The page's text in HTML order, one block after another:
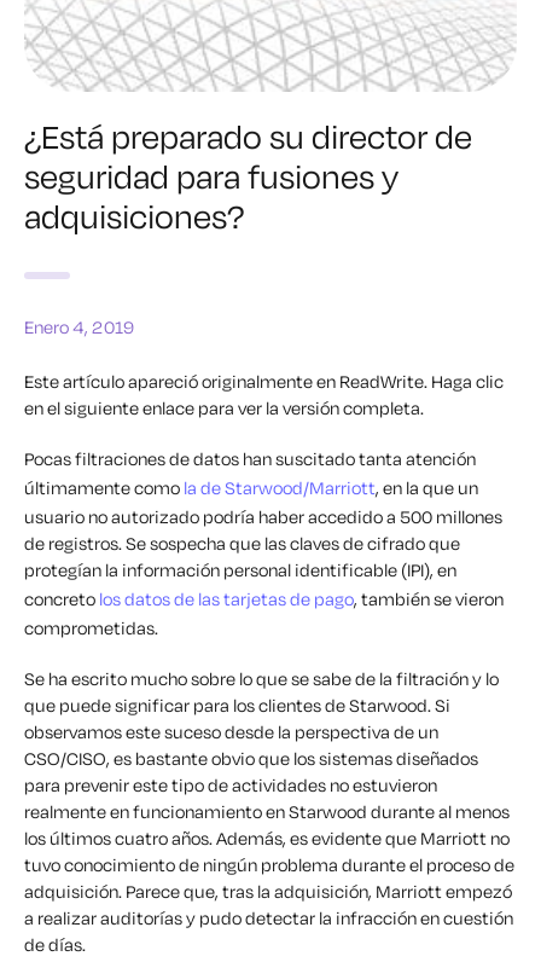
¿Está preparado su director de
seguridad para fusiones y
adquisiciones?
Enero 4, 2019
Este artículo apareció originalmente en ReadWrite. Haga clic
en el siguiente enlace para ver la versión completa.
Pocas filtraciones de datos han suscitado tanta atención
últimamente como la de Starwood/Marriott, en la que un
usuario no autorizado podría haber accedido a 500 millones
de registros. Se sospecha que las claves de cifrado que
protegían la información personal identificable (IPI), en
concreto los datos de las tarjetas de pago, también se vieron
comprometidas.
Se ha escrito mucho sobre lo que se sabe de la filtración y lo
que puede significar para los clientes de Starwood. Si
observamos este suceso desde la perspectiva de un
CSO/CISO, es bastante obvio que los sistemas diseñados
para prevenir este tipo de actividades no estuvieron
realmente en funcionamiento en Starwood durante al menos
los últimos cuatro años. Además, es evidente que Marriott no
tuvo conocimiento de ningún problema durante el proceso de
adquisición. Parece que, tras la adquisición, Marriott empezó
a realizar auditorías y pudo detectar la infracción en cuestión
de días.